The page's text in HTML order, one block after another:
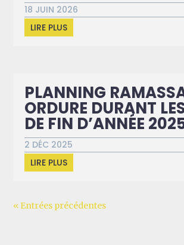
18 JUIN 2026
LIRE PLUS
PLANNING
ORDURE DURANT
DE FIN D’ANNÉE
2 DÉC 2025
LIRE PLUS
« Entrées précédentes